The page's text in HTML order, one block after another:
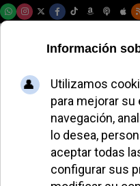
Obispo
pide a
Unidos